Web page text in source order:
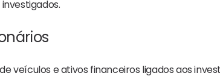
veículos e ativos financeiros ligados aos